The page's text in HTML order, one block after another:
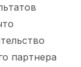
партнера